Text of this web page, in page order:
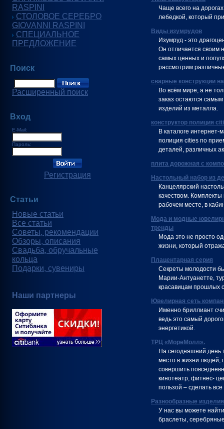
RASPINI
СТОЛОВОЕ СЕРЕБРО
GIOVANNI RASPINI
СПЕЦИАЛЬНОЕ
ПРЕДЛОЖЕНИЕ
Поиск
Расширенный поиск
Вход
E-Mail:
Пароль:
Регистрация
Статьи
Новые статьи
Все статьи
Советы, рекомендации
Обзоры, описания
Свадьба, обручальные
кольца
Подарки, сувениры
Наши партнеры
Чаще всего на
лебедкой, который
Виды изумрудов
Изумруд - это
Он отличается своим
самых ценных и
рассмотрим
сварные конструкции
Во всём мире, а не
заказ остаются
изделий из металла.
конструктор полиция
В каталоге интернет-
полиция cities по
деталей, различных
плита дорожная с
Настольный набор из
Канцелярский
качеством.
рабочем месте, в
Мода и модные
тренды
Мода это не просто
жизни, который
Плацентарная серия
Секреты молодости
Марии-Антуанетте,
красавицам прошлых
Ювелирная сеть
Именно бриллиант
ведь это самый
энергетикой.
ТРЦ «МореМолл».
На сегодняшний день
место в жизни людей,
совершить
кинотеатр, фитнес-
пользой – сделать все
Разнообразные
У нас вы можете
браслеты,